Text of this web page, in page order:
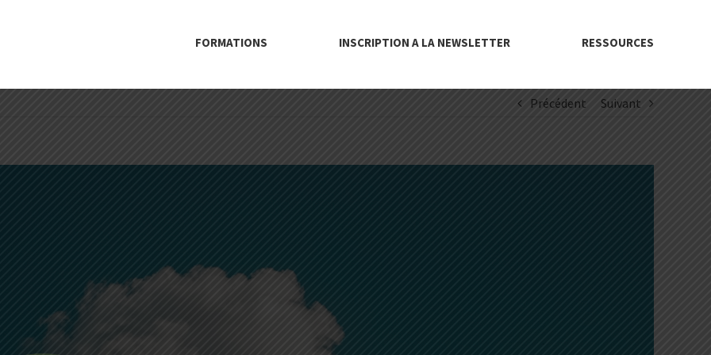
FORMATIONS INSCRIPTION A LA NEWSLETTER RESSOURCES
Précédent Suivant